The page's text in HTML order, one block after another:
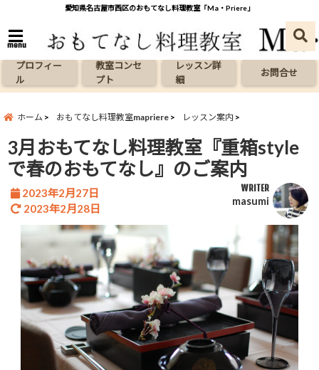
愛知県名古屋市西区のおもてなし料理教室「Ma・Priere」
menu
プロフィー
ル
教室コンセ
プト
レッスン詳
細
お問合せ
ホーム おもてなし料理教室mapriere レッスン案内
3月おもてなし料理教室『重箱style
で春のおもてなし』のご案内
2023年2月27日
2023年2月28日
WRITER
masumi